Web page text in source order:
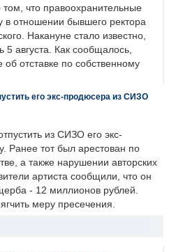
что правоохранительные
в отношении бывшего ректора
Накануне стало известно,
5 августа. Как сообщалось,
об отставке по собственному
его экс-продюсера из СИЗО
из СИЗО его экс-
Ранее тот был арестован по
а также нарушении авторских
артиста сообщили, что он
- 12 миллионов рублей.
меру пресечения.